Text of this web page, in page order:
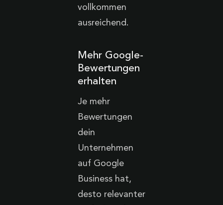
vollkommen
ausreichend.
Mehr Google-
Bewertungen
erhalten
Je mehr
Bewertungen
dein
Unternehmen
auf Google
Business hat,
desto relevanter